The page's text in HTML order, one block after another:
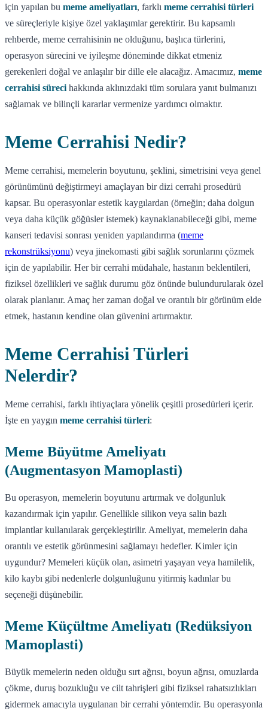
için yapılan bu meme ameliyatları, farklı meme cerrahisi türleri
ve süreçleriyle kişiye özel yaklaşımlar gerektirir. Bu kapsamlı
rehberde, meme cerrahisinin ne olduğunu, başlıca türlerini,
operasyon sürecini ve iyileşme döneminde dikkat etmeniz
gerekenleri doğal ve anlaşılır bir dille ele alacağız. Amacımız, meme
cerrahisi süreci hakkında aklınızdaki tüm sorulara yanıt bulmanızı
sağlamak ve bilinçli kararlar vermenize yardımcı olmaktır.
Meme Cerrahisi Nedir?
Meme cerrahisi, memelerin boyutunu, şeklini, simetrisini veya genel
görünümünü değiştirmeyi amaçlayan bir dizi cerrahi prosedürü
kapsar. Bu operasyonlar estetik kaygılardan (örneğin; daha dolgun
veya daha küçük göğüsler istemek) kaynaklanabileceği gibi, meme
kanseri tedavisi sonrası yeniden yapılandırma (meme
rekonstrüksiyonu) veya jinekomasti gibi sağlık sorunlarını çözmek
için de yapılabilir. Her bir cerrahi müdahale, hastanın beklentileri,
fiziksel özellikleri ve sağlık durumu göz önünde bulundurularak özel
olarak planlanır. Amaç her zaman doğal ve orantılı bir görünüm elde
etmek, hastanın kendine olan güvenini artırmaktır.
Meme Cerrahisi Türleri
Nelerdir?
Meme cerrahisi, farklı ihtiyaçlara yönelik çeşitli prosedürleri içerir.
İşte en yaygın meme cerrahisi türleri:
Meme Büyütme Ameliyatı
(Augmentasyon Mamoplasti)
Bu operasyon, memelerin boyutunu artırmak ve dolgunluk
kazandırmak için yapılır. Genellikle silikon veya salin bazlı
implantlar kullanılarak gerçekleştirilir. Ameliyat, memelerin daha
orantılı ve estetik görünmesini sağlamayı hedefler. Kimler için
uygundur? Memeleri küçük olan, asimetri yaşayan veya hamilelik,
kilo kaybı gibi nedenlerle dolgunluğunu yitirmiş kadınlar bu
seçeneği düşünebilir.
Meme Küçültme Ameliyatı (Redüksiyon
Mamoplasti)
Büyük memelerin neden olduğu sırt ağrısı, boyun ağrısı, omuzlarda
çökme, duruş bozukluğu ve cilt tahrişleri gibi fiziksel rahatsızlıkları
gidermek amacıyla uygulanan bir cerrahi yöntemdir. Bu operasyonla